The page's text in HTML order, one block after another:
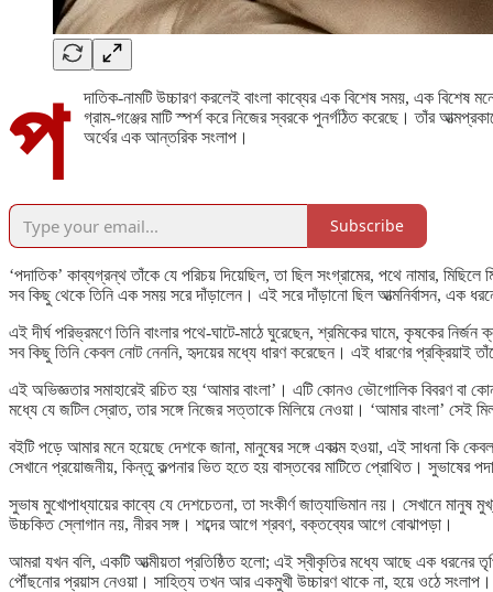
প
দাতিক-নামটি উচ্চারণ করলেই বাংলা কাব্যের এক বিশেষ সময়, এক বিশেষ
গ্রাম-গঞ্জের মাটি স্পর্শ করে নিজের স্বরকে পুনর্গঠিত করেছে। তাঁর
অর্থের এক আন্তরিক সংলাপ।
Subscribe
‘পদাতিক’ কাব্যগ্রন্থ তাঁকে যে পরিচয় দিয়েছিল, তা ছিল সংগ্রামের, পথে নামার,
সব কিছু থেকে তিনি এক সময় সরে দাঁড়ালেন। এই সরে দাঁড়ানো ছিল আত্মনির্বাসন, এক
এই দীর্ঘ পরিভ্রমণে তিনি বাংলার পথে-ঘাটে-মাঠে ঘুরেছেন, শ্রমিকের ঘামে, কৃষকের
সব কিছু তিনি কেবল নোট নেননি, হৃদয়ের মধ্যে ধারণ করেছেন। এই ধারণের প্রক্রিয়াই
এই অভিজ্ঞতার সমাহারেই রচিত হয় ‘আমার বাংলা’। এটি কোনও ভৌগোলিক বিবরণ বা
মধ্যে যে জটিল স্রোত, তার সঙ্গে নিজের সত্তাকে মিলিয়ে নেওয়া। ‘আমার বাংলা’ সেই
বইটি পড়ে আমার মনে হয়েছে দেশকে জানা, মানুষের সঙ্গে একাত্ম হওয়া, এই সাধনা কি
সেখানে প্রয়োজনীয়, কিন্তু কল্পনার ভিত হতে হয় বাস্তবের মাটিতে প্রোথিত। সুভাষের
সুভাষ মুখোপাধ্যায়ের কাব্যে যে দেশচেতনা, তা সংকীর্ণ জাত্যাভিমান নয়। সেখানে মানুষ
উচ্চকিত স্লোগান নয়, নীরব সঙ্গ। শব্দের আগে শ্রবণ, বক্তব্যের আগে বোঝাপড়া।
আমরা যখন বলি, একটি আত্মীয়তা প্রতিষ্ঠিত হলো; এই স্বীকৃতির মধ্যে আছে এক ধরনের
পৌঁছনোর প্রয়াস নেওয়া। সাহিত্য তখন আর একমুখী উচ্চারণ থাকে না, হয়ে ওঠে সংলাপ।